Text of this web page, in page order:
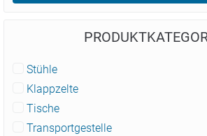
Stühle
Klappzelte
Tische
Transportgestelle